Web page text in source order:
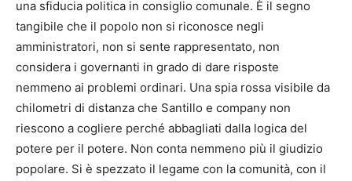
una sfiducia politica in consiglio comunale. È il segno
tangibile che il popolo non si riconosce negli
amministratori, non si sente rappresentato, non
considera i governanti in grado di dare risposte
nemmeno ai problemi ordinari. Una spia rossa visibile da
chilometri di distanza che Santillo e company non
riescono a cogliere perché abbagliati dalla logica del
potere per il potere. Non conta nemmeno più il giudizio
popolare. Si è spezzato il legame con la comunità, con il